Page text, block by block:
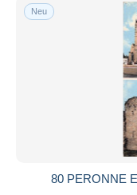
Neu
80 PERONNE